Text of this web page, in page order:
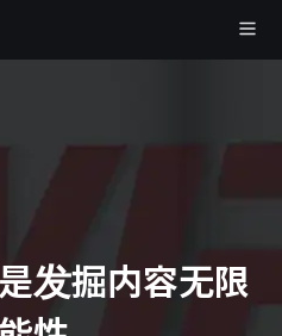
发掘内容无限